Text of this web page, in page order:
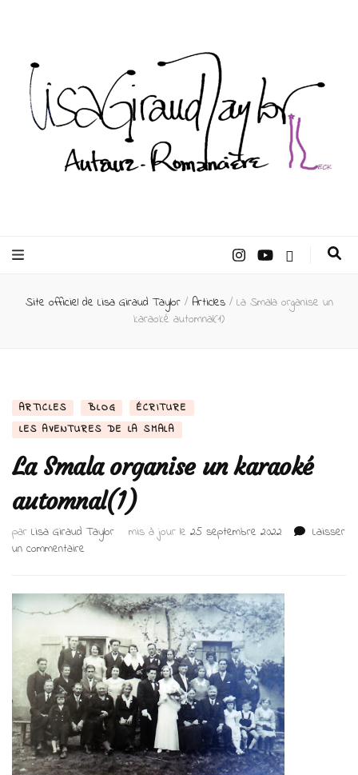
Taylor –
Auteur
Site officiel de Lisa Giraud Taylor / Articles / La Smala organise un
karaoké automnal(1)
ARTICLES BLOG
ÉCRITURE
LES AVENTURES DE LA SMALA
La Smala organise un karaoké
automnal(1)
par Lisa Giraud Taylor mis à jour le 25 septembre 2022
Laisser
un commentaire
organise
un
karaoké
automnal(1)